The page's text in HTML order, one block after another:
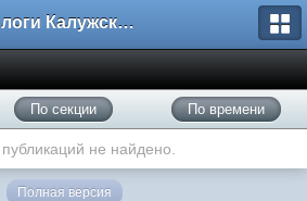
Блоги Калужского перекрестка
По секции По времени
не найдено.
Полная версия